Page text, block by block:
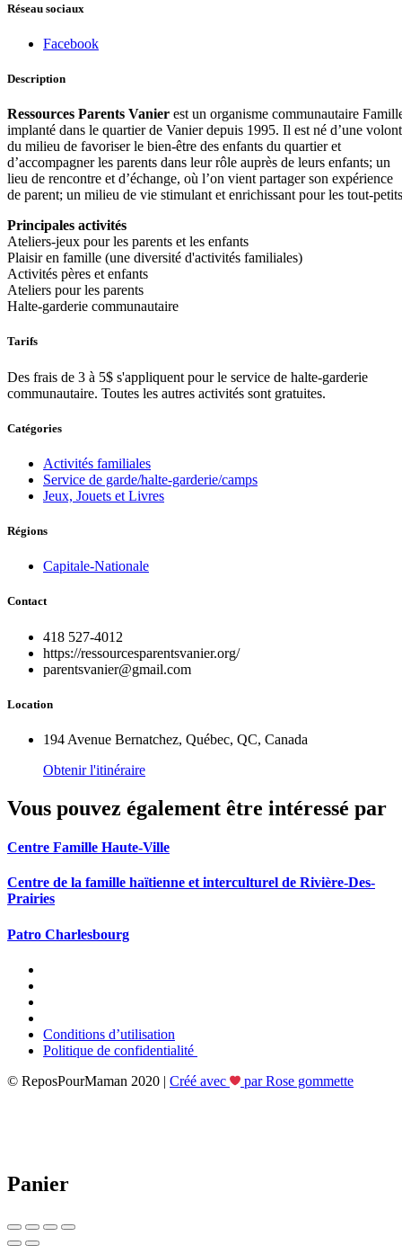
Réseau sociaux
Facebook
Description
Ressources Parents Vanier est un organisme communautaire
implanté dans le quartier de Vanier depuis 1995. Il est né d’une
du milieu de favoriser le bien-être des enfants du quartier et
d’accompagner les parents dans leur rôle auprès de leurs enfants; un
lieu de rencontre et d’échange, où l’on vient partager son expérience
de parent; un milieu de vie stimulant et enrichissant pour les tout-
Principales activités
Ateliers-jeux pour les parents et les enfants
Plaisir en famille (une diversité d'activités familiales)
Activités pères et enfants
Ateliers pour les parents
Halte-garderie communautaire
Tarifs
Des frais de 3 à 5$ s'appliquent pour le service de halte-garderie
communautaire. Toutes les autres activités sont gratuites.
Catégories
Activités familiales
Service de garde/halte-garderie/camps
Jeux, Jouets et Livres
Régions
Capitale-Nationale
Contact
418 527-4012
https://ressourcesparentsvanier.org/
parentsvanier@gmail.com
Location
194 Avenue Bernatchez, Québec, QC, Canada
Obtenir l'itinéraire
Vous pouvez également être intéressé par
Centre Famille Haute-Ville
Centre de la famille haïtienne et interculturel de Rivière-Des-
Prairies
Patro Charlesbourg
Conditions d’utilisation
Politique de confidentialité
© ReposPourMaman 2020 | Créé avec par Rose gommette
Panier